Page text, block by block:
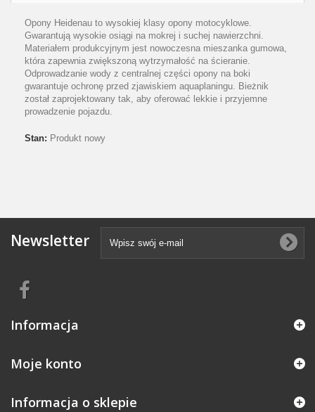
Opony Heidenau to wysokiej klasy opony motocyklowe.
Gwarantują wysokie osiągi na mokrej i suchej nawierzchni.
Materiałem produkcyjnym jest nowoczesna mieszanka gumowa,
która zapewnia zwiększoną wytrzymałość na ścieranie.
Odprowadzanie wody z centralnej części opony na boki
gwarantuje ochronę przed zjawiskiem aquaplaningu. Bieżnik
został zaprojektowany tak, aby oferować lekkie i przyjemne
prowadzenie pojazdu.
Stan: Produkt nowy
Newsletter
Informacja
Moje konto
Informacja o sklepie